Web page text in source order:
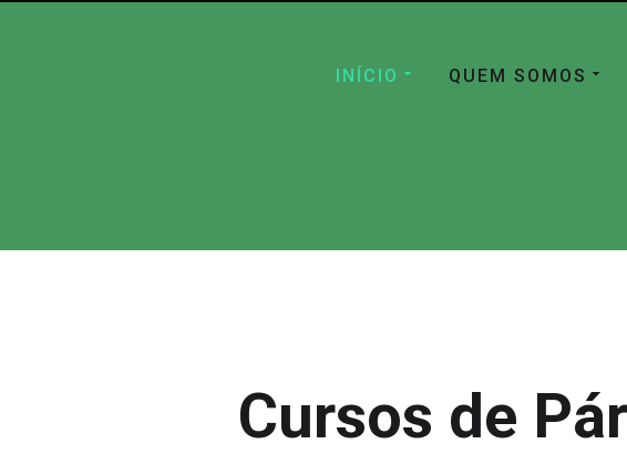
INÍCIO QUEM SOMOS
Cursos de